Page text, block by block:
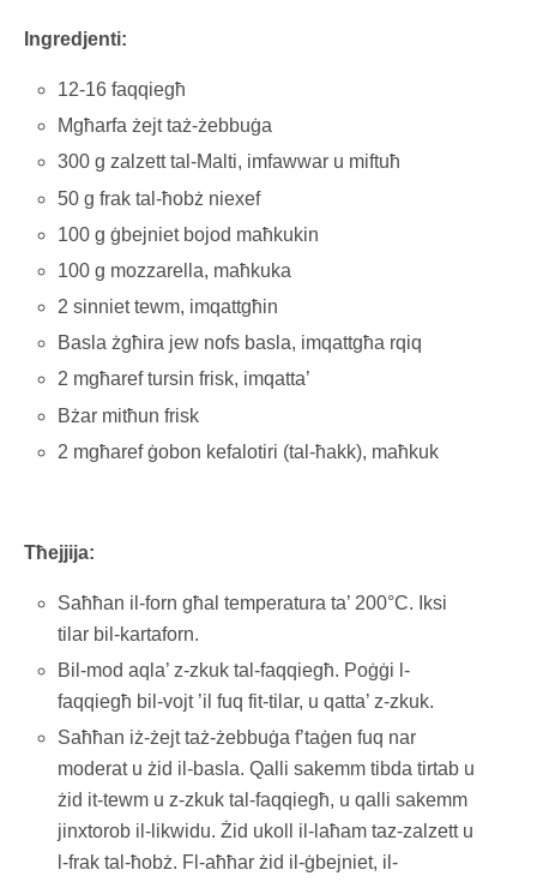
Ingredjenti:
12-16 faqqiegħ
Mgħarfa żejt taż-żebbuġa
300 g zalzett tal-Malti, imfawwar u miftuħ
50 g frak tal-ħobż niexef
100 g ġbejniet bojod maħkukin
100 g mozzarella, maħkuka
2 sinniet tewm, imqattgħin
Basla żgħira jew nofs basla, imqattgħa rqiq
2 mgħaref tursin frisk, imqatta’
Bżar mitħun frisk
2 mgħaref ġobon kefalotiri (tal-ħakk), maħkuk
Tħejjija:
Saħħan il-forn għal temperatura ta’ 200°C. Iksi
tilar bil-kartaforn.
Bil-mod aqla’ z-zkuk tal-faqqiegħ. Poġġi l-
faqqiegħ bil-vojt ’il fuq fit-tilar, u qatta’ z-zkuk.
Saħħan iż-żejt taż-żebbuġa f’taġen fuq nar
moderat u żid il-basla. Qalli sakemm tibda tirtab u
żid it-tewm u z-zkuk tal-faqqiegħ, u qalli sakemm
jinxtorob il-likwidu. Żid ukoll il-laħam taz-zalzett u
l-frak tal-ħobż. Fl-aħħar żid il-ġbejniet, il-